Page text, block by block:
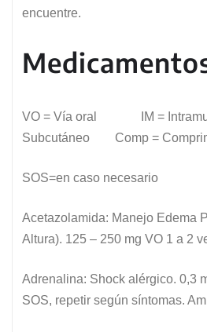
encuentre.
VO = Vía oral IM =
Subcutáneo Comp =
SOS=en caso necesario
Acetazolamida: Manejo Edema
Altura). 125 – 250 mg VO 1 a 2
Adrenalina: Shock alérgico. 0,3
SOS, repetir según síntomas.